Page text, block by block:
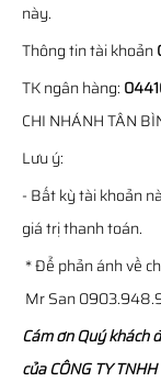
này.
Thông tin tài khoản
TK ngân hàng:
CHI NHÁNH TÂN
Lưu ý:
- Bất kỳ tài khoản
giá trị thanh toán.
* Để phản ánh về
Mr San
Cám ơn Quý khách
của CÔNG TY